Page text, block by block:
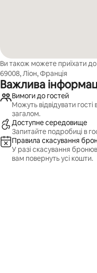
Ви також можете приїхати
69008, Ліон, Франція
Важлива
Вимоги до гостей
Можуть відвідувати гості
загалом.
Доступне середовище
Запитайте подробиці в
Правила скасування
У разі скасування
вам повернуть усі кошти.